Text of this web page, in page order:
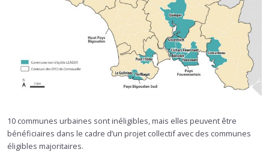
10 communes urbaines sont inéligibles, mais elles peuvent être
bénéficiaires dans le cadre d’un projet collectif avec des communes
éligibles majoritaires.